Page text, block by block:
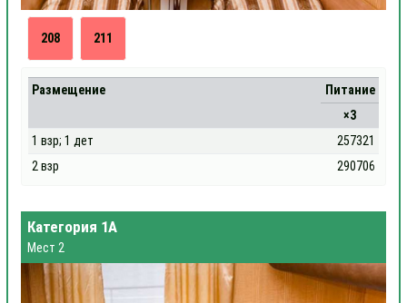
208 211
Размещение
Питание
×3
1 взр; 1 дет
257321
2 взр
290706
Категория 1А
Мест 2